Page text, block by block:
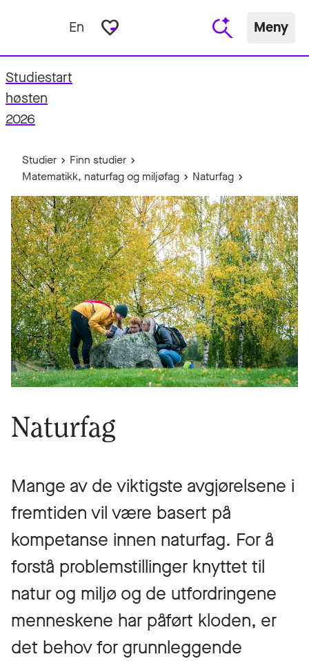
En favorite_border Meny
Studiestart
høsten
2026
Studier
Finn studier
Matematikk, naturfag og miljøfag
Naturfag
Naturfag
Mange av de viktigste avgjørelsene i
fremtiden vil være basert på
kompetanse innen naturfag. For å
forstå problemstillinger knyttet til
natur og miljø og de utfordringene
menneskene har påført kloden, er
det behov for grunnleggende